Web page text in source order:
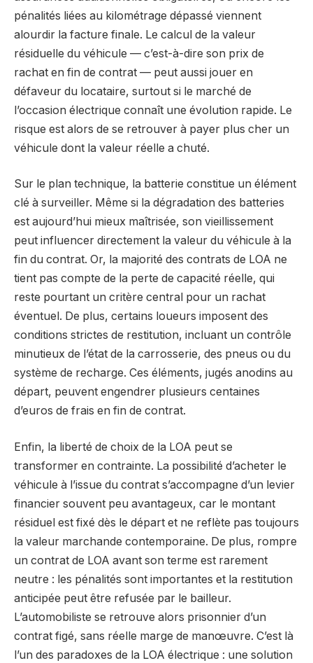
pénalités liées au kilométrage dépassé viennent
alourdir la facture finale. Le calcul de la valeur
résiduelle du véhicule — c’est-à-dire son prix de
rachat en fin de contrat — peut aussi jouer en
défaveur du locataire, surtout si le marché de
l’occasion électrique connaît une évolution rapide. Le
risque est alors de se retrouver à payer plus cher un
véhicule dont la valeur réelle a chuté.
Sur le plan technique, la batterie constitue un élément
clé à surveiller. Même si la dégradation des batteries
est aujourd’hui mieux maîtrisée, son vieillissement
peut influencer directement la valeur du véhicule à la
fin du contrat. Or, la majorité des contrats de LOA ne
tient pas compte de la perte de capacité réelle, qui
reste pourtant un critère central pour un rachat
éventuel. De plus, certains loueurs imposent des
conditions strictes de restitution, incluant un contrôle
minutieux de l’état de la carrosserie, des pneus ou du
système de recharge. Ces éléments, jugés anodins au
départ, peuvent engendrer plusieurs centaines
d’euros de frais en fin de contrat.
Enfin, la liberté de choix de la LOA peut se
transformer en contrainte. La possibilité d’acheter le
véhicule à l’issue du contrat s’accompagne d’un levier
financier souvent peu avantageux, car le montant
résiduel est fixé dès le départ et ne reflète pas toujours
la valeur marchande contemporaine. De plus, rompre
un contrat de LOA avant son terme est rarement
neutre : les pénalités sont importantes et la restitution
anticipée peut être refusée par le bailleur.
L’automobiliste se retrouve alors prisonnier d’un
contrat figé, sans réelle marge de manœuvre. C’est là
l’un des paradoxes de la LOA électrique : une solution